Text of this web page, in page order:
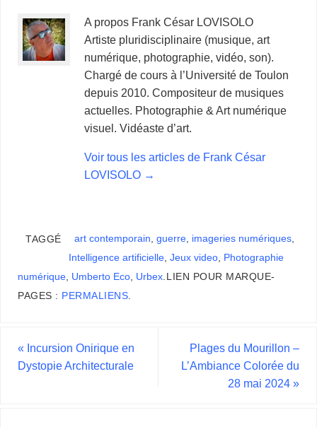
A propos Frank César LOVISOLO
Artiste pluridisciplinaire (musique, art
numérique, photographie, vidéo, son).
Chargé de cours à l’Université de Toulon
depuis 2010. Compositeur de musiques
actuelles. Photographie & Art numérique
visuel. Vidéaste d’art.
Voir tous les articles de Frank César
LOVISOLO →
TAGGÉ art contemporain, guerre, imageries numériques,
Intelligence artificielle, Jeux video, Photographie
numérique, Umberto Eco, Urbex. LIEN POUR MARQUE-
PAGES : PERMALIENS.
« Incursion Onirique en
Dystopie Architecturale
Plages du Mourillon –
L’Ambiance Colorée du
28 mai 2024 »